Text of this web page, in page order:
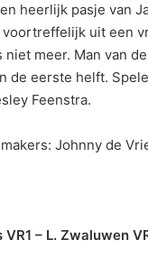
heerlijk pasje van
uit een
niet meer. Man van
de eerste helft.
Feenstra.
Johnny de
VR1 – L.